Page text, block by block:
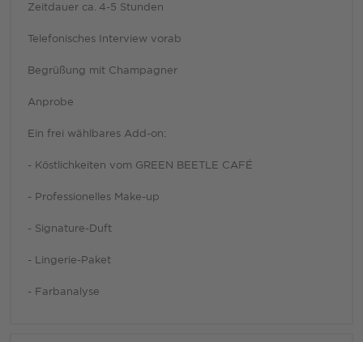
Zeitdauer ca. 4-5 Stunden
Telefonisches Interview vorab
Begrüßung mit Champagner
Anprobe
Ein frei wählbares Add-on:
- Köstlichkeiten vom GREEN BEETLE CAFÉ
- Professionelles Make-up
- Signature-Duft
- Lingerie-Paket
- Farbanalyse